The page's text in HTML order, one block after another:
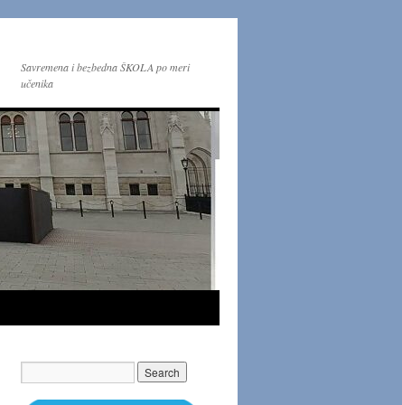
Savremena i bezbedna ŠKOLA po meri
učenika